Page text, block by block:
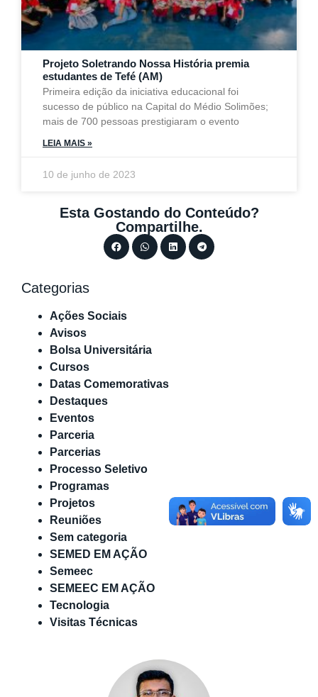
Projeto Soletrando Nossa História premia
estudantes de Tefé (AM)
Primeira edição da iniciativa educacional foi
sucesso de público na Capital do Médio Solimões;
mais de 700 pessoas prestigiaram o evento
LEIA MAIS »
10 de junho de 2023
Esta Gostando do Conteúdo?
Compartilhe.
Categorias
Ações Sociais
Avisos
Bolsa Universitária
Cursos
Datas Comemorativas
Destaques
Eventos
Parceria
Parcerias
Processo Seletivo
Programas
Projetos
Reuniões
Sem categoria
SEMED EM AÇÃO
Semeec
SEMEEC EM AÇÃO
Tecnologia
Visitas Técnicas